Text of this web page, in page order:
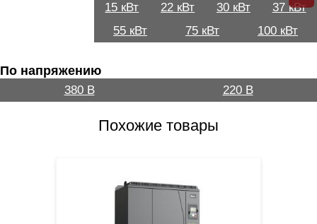
15 кВт
22 кВт 30 кВт
37 кВт
55 кВт
75 кВт 100 кВт
По напряжению
380 В 220 В
Похожие товары